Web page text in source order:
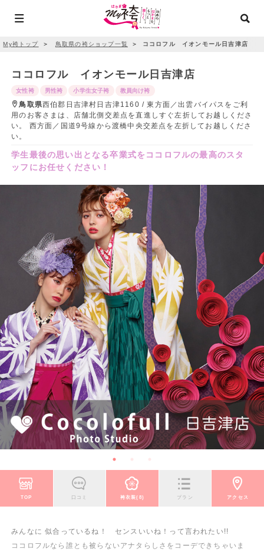
My袴トップ ＞ 鳥取県の袴ショップ一覧 ＞ ココロフル イオンモール日吉津店
ココロフル イオンモール日吉津店
女性袴 男性袴 小学生女子袴 教員向け袴
鳥取県西伯郡日吉津村日吉津1160 / 東方面／出雲バイパスをご利
用のお客さまは、店舗北側交差点を直進しすぐ左折してお越しくださ
い。 西方面／国道9号線から渡橋中央交差点を左折してお越しくださ
い。
学生最後の思い出となる卒業式をココロフルの最高のスタ
ッフにお任せください！
TOP 口コミ 袴衣装(8) プラン アクセス
みんなに 似合っているね！ センスいいね！って言われたい!!
ココロフルなら誰とも被らないアナタらしさをコーデできちゃいま